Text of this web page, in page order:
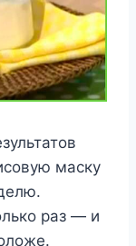
маску
раз — и